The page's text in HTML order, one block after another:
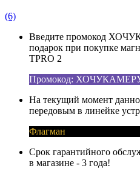
(6)
Введите промокод
подарок при покупке
TPRO 2
Промокод:
На текущий момент
передовым в линейке
Флагман
Срок гарантийного
в магазине - 3 года!